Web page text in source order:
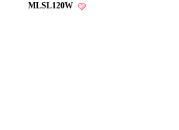
MLSL120W